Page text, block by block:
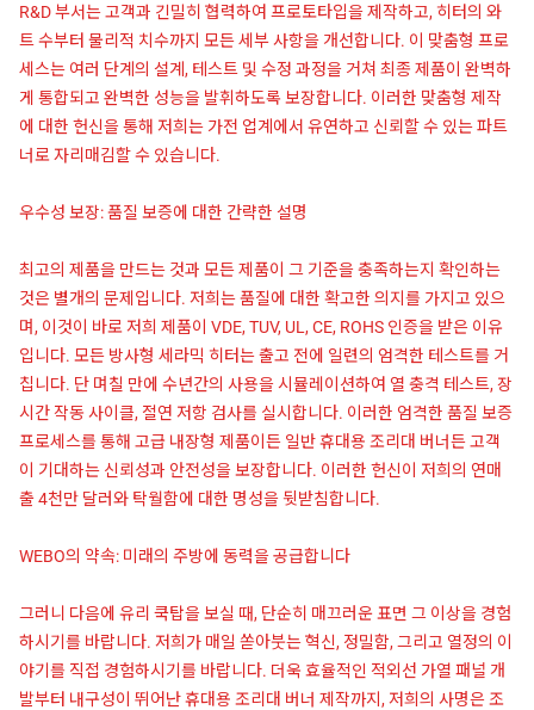
R&D 부서는 고객과 긴밀히 협력하여 프로토타입을 제작하고, 히터의 와
트 수부터 물리적 치수까지 모든 세부 사항을 개선합니다. 이 맞춤형 프로
세스는 여러 단계의 설계, 테스트 및 수정 과정을 거쳐 최종 제품이 완벽하
게 통합되고 완벽한 성능을 발휘하도록 보장합니다. 이러한 맞춤형 제작
에 대한 헌신을 통해 저희는 가전 업계에서 유연하고 신뢰할 수 있는 파트
너로 자리매김할 수 있습니다.
우수성 보장: 품질 보증에 대한 간략한 설명
최고의 제품을 만드는 것과 모든 제품이 그 기준을 충족하는지 확인하는
것은 별개의 문제입니다. 저희는 품질에 대한 확고한 의지를 가지고 있으
며, 이것이 바로 저희 제품이 VDE, TUV, UL, CE, ROHS 인증을 받은 이유
입니다. 모든 방사형 세라믹 히터는 출고 전에 일련의 엄격한 테스트를 거
칩니다. 단 며칠 만에 수년간의 사용을 시뮬레이션하여 열 충격 테스트, 장
시간 작동 사이클, 절연 저항 검사를 실시합니다. 이러한 엄격한 품질 보증
프로세스를 통해 고급 내장형 제품이든 일반 휴대용 조리대 버너든 고객
이 기대하는 신뢰성과 안전성을 보장합니다. 이러한 헌신이 저희의 연매
출 4천만 달러와 탁월함에 대한 명성을 뒷받침합니다.
WEBO의 약속: 미래의 주방에 동력을 공급합니다
그러니 다음에 유리 쿡탑을 보실 때, 단순히 매끄러운 표면 그 이상을 경험
하시기를 바랍니다. 저희가 매일 쏟아붓는 혁신, 정밀함, 그리고 열정의 이
야기를 직접 경험하시기를 바랍니다. 더욱 효율적인 적외선 가열 패널 개
발부터 내구성이 뛰어난 휴대용 조리대 버너 제작까지, 저희의 사명은 조